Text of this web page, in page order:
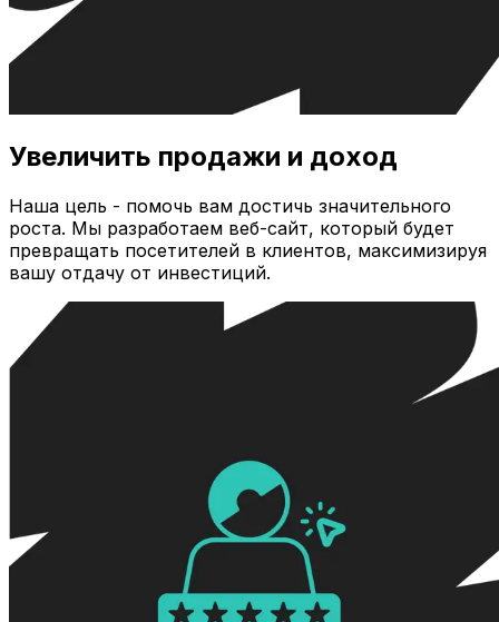
Увеличить продажи и доход
Наша цель - помочь вам достичь значительного
роста. Мы разработаем веб-сайт, который будет
превращать посетителей в клиентов, максимизируя
вашу отдачу от инвестиций.